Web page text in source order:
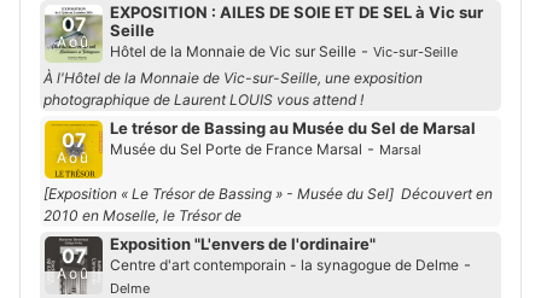
07
Aoû
EXPOSITION : AILES DE SOIE ET DE SEL à Vic sur
Seille
Hôtel de la Monnaie de Vic sur Seille - Vic-sur-Seille
À l'Hôtel de la Monnaie de Vic-sur-Seille, une exposition
photographique de Laurent LOUIS vous attend !
07
Aoû
Le trésor de Bassing au Musée du Sel de Marsal
Musée du Sel Porte de France Marsal - Marsal
[Exposition « Le Trésor de Bassing » - Musée du Sel] Découvert en
2010 en Moselle, le Trésor de
07
Aoû
Exposition "L'envers de l'ordinaire"
Centre d'art contemporain - la synagogue de Delme -
Delme